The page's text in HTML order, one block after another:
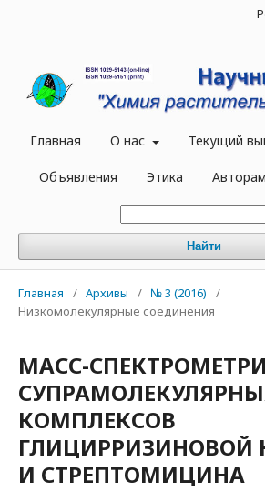
Главная О нас Текущий
Объявления Этика Авторам
Найти
Главная / Архивы / № 3 (2016)
/
Низкомолекулярные соединения
МАСС-
КОМПЛЕКСОВ
ГЛИЦИРРИЗИНОВОЙ
И СТРЕПТОМИЦИНА